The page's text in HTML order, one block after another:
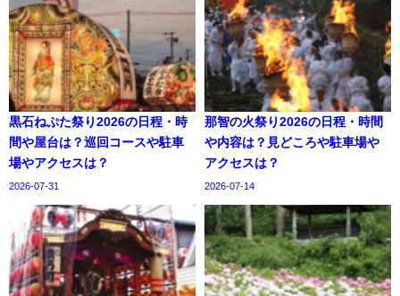
黒石ねぷた祭り2026の日程・時
間や屋台は？巡回コースや駐車
場やアクセスは？
2026-07-31
那智の火祭り2026の日程・時間
や内容は？見どころや駐車場や
アクセスは？
2026-07-14